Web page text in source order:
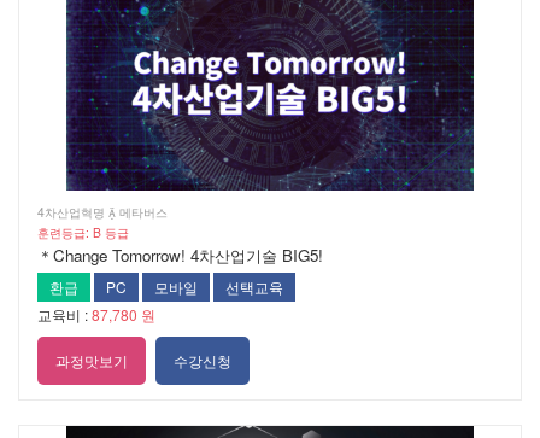
4차산업혁명  메타버스
훈련등급: B 등급
＊Change Tomorrow! 4차산업기술 BIG5!
환급 PC 모바일
선택교육
교육비 :87,780 원
과정맛보기 수강신청